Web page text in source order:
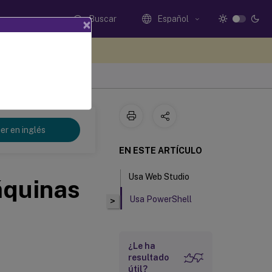
Buscar Español
en inglés
>
EN ESTE ARTÍCULO
Usa Web Studio
Usa PowerShell
¿Le ha
resultado
útil?
×